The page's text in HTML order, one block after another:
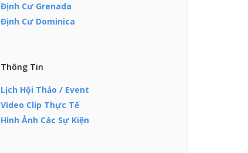
Định Cư Grenada
Định Cư Dominica
Thông Tin
Lịch Hội Thảo / Event
Video Clip Thực Tế
Hình Ảnh Các Sự Kiện